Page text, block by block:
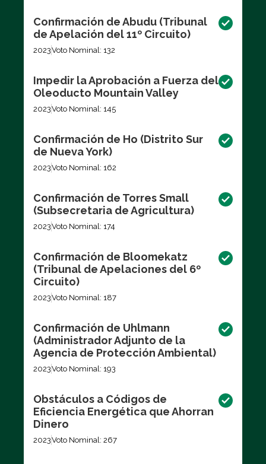
Confirmación de Abudu (Tribunal
de Apelación del 11º Circuito)
2023Voto Nominal: 132
Impedir la Aprobación a Fuerza del
Oleoducto Mountain Valley
2023Voto Nominal: 145
Confirmación de Ho (Distrito Sur
de Nueva York)
2023Voto Nominal: 162
Confirmación de Torres Small
(Subsecretaria de Agricultura)
2023Voto Nominal: 174
Confirmación de Bloomekatz
(Tribunal de Apelaciones del 6º
Circuito)
2023Voto Nominal: 187
Confirmación de Uhlmann
(Administrador Adjunto de la
Agencia de Protección Ambiental)
2023Voto Nominal: 193
Obstáculos a Códigos de
Eficiencia Energética que Ahorran
Dinero
2023Voto Nominal: 267